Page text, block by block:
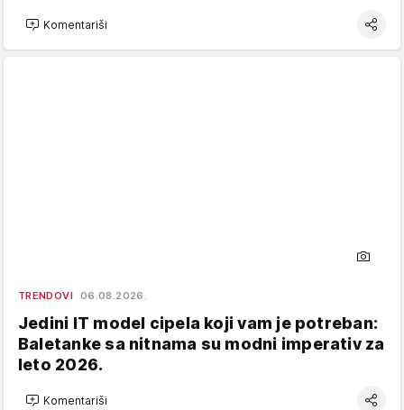
Komentariši
TRENDOVI 06.08.2026.
Jedini IT model cipela koji vam je potreban:
Baletanke sa nitnama su modni imperativ za
leto 2026.
Komentariši